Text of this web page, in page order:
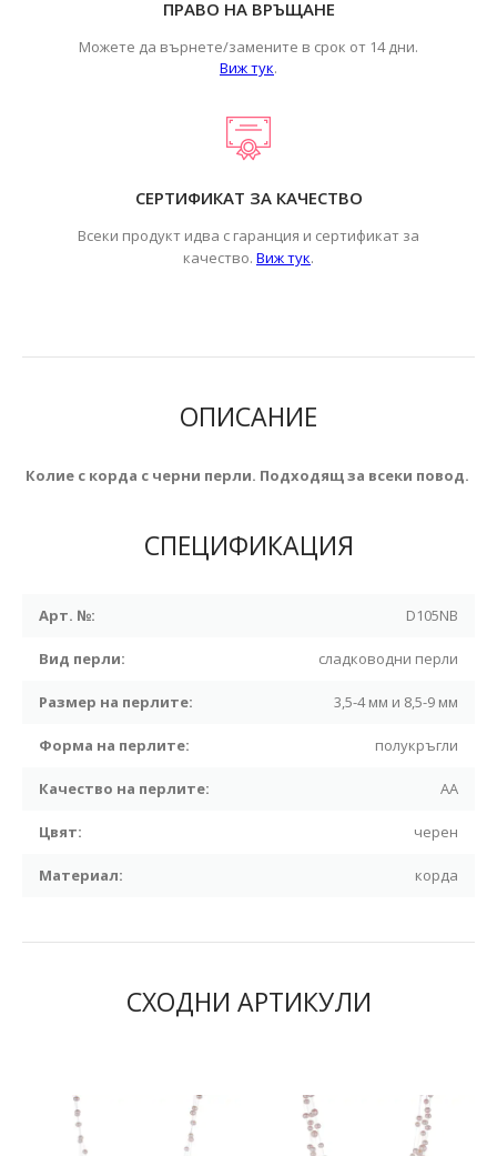
ПРАВО НА ВРЪЩАНЕ
Можете да върнете/замените в срок от 14 дни.
Виж тук.
СЕРТИФИКАТ ЗА КАЧЕСТВО
Всеки продукт идва с гаранция и сертификат за
качество. Виж тук.
ОПИСАНИЕ
Колие с корда с черни перли. Подходящ за всеки повод.
СПЕЦИФИКАЦИЯ
Арт. №: D105NB
Вид перли: сладководни перли
Размер на перлите: 3,5-4 мм и 8,5-9 мм
Форма на перлите: полукръгли
Качество на перлите: АА
Цвят: черен
Материал: корда
СХОДНИ АРТИКУЛИ